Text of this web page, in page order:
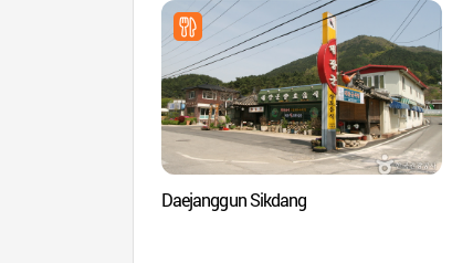
Daejanggun Sikdang